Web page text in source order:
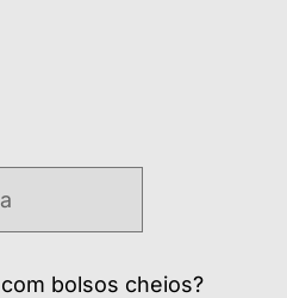
bolsos cheios?